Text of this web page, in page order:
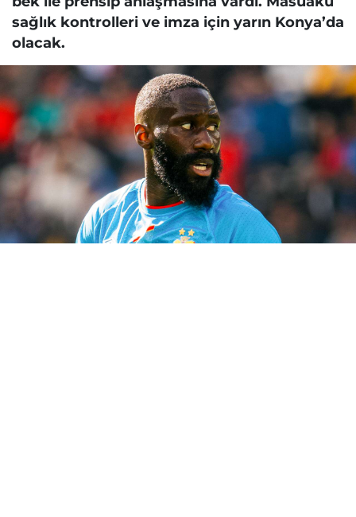
sağlık kontrolleri ve imza için yarın Konya’da
olacak.